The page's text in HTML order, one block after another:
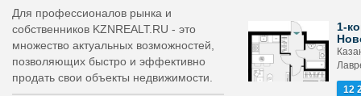
Для профессионалов рынка и
собственников KZNREALT.RU - это
множество актуальных возможностей,
позволяющих быстро и эффективно
продать свои объекты недвижимости.
1-
12